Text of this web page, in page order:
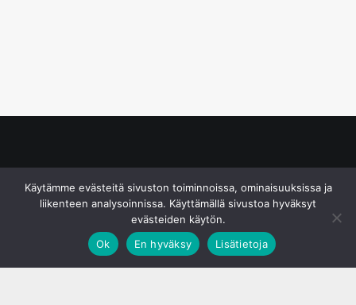
Käytämme evästeitä sivuston toiminnoissa, ominaisuuksissa ja
liikenteen analysoinnissa. Käyttämällä sivustoa hyväksyt
evästeiden käytön.
Ok
En hyväksy Lisätietoja